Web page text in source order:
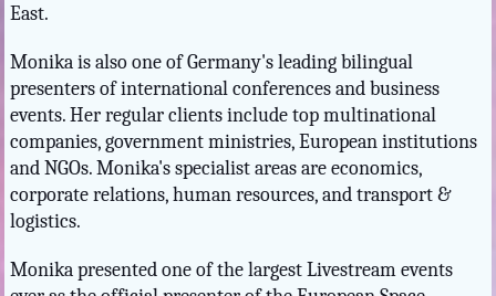
East.
Monika is also one of Germany's leading bilingual
presenters of international conferences and business
events. Her regular clients include top multinational
companies, government ministries, European institutions
and NGOs. Monika's specialist areas are economics,
corporate relations, human resources, and transport &
logistics.
Monika presented one of the largest Livestream events